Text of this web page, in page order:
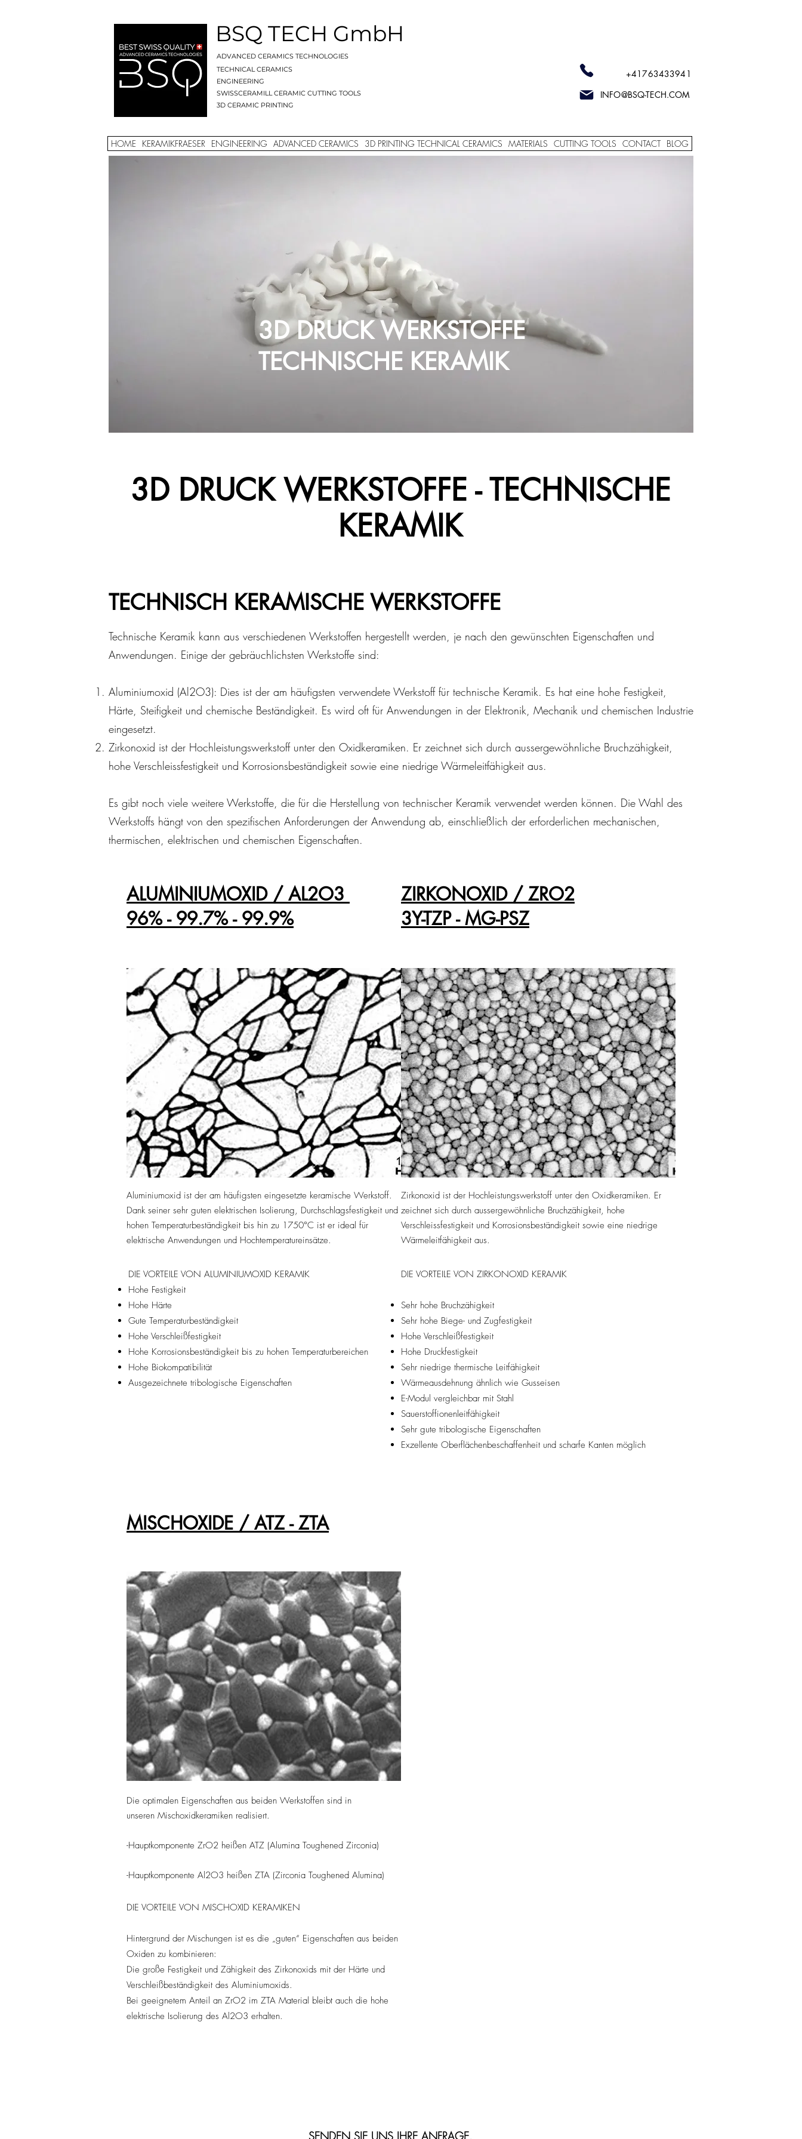
BSQ TECH GmbH
ADVANCED CERAMICS TECHNOLOGIES
TECHNICAL CERAMICS
ENGINEERING
SWISSCERAMILL CERAMIC CUTTING TOOLS
3D CERAMIC PRINTING
+41763433941
INFO@BSQ-TECH.COM
HOME KERAMIKFRAESER ENGINEERING ADVANCED CERAMICS 3D PRINTING TECHNICAL CERAMICS MATERIALS CUTTING TOOLS CONTACT BLOG
3D DRUCKWERKSTOFFE
TECHNISCHE KERAMIK
3D DRUCK WERKSTOFFE - TECHNISCHE
KERAMIK
TECHNISCH KERAMISCHE WERKSTOFFE
Technische Keramik kann aus verschiedenen Werkstoffen hergestellt werden, je nach den gewünschten Eigenschaften und
Anwendungen. Einige der gebräuchlichsten Werkstoffe sind:
Aluminiumoxid (Al2O3): Dies ist der am häufigsten verwendete Werkstoff für technische Keramik. Es hat eine hohe Festigkeit,
Härte, Steifigkeit und chemische Beständigkeit. Es wird oft für Anwendungen in der Elektronik, Mechanik und chemischen Industrie
eingesetzt.
Zirkonoxid ist der Hochleistungswerkstoff unter den Oxidkeramiken. Er zeichnet sich durch aussergewöhnliche Bruchzähigkeit,
hohe Verschleissfestigkeit und Korrosionsbeständigkeit sowie eine niedrige Wärmeleitfähigkeit aus.
Es gibt noch viele weitere Werkstoffe, die für die Herstellung von technischer Keramik verwendet werden können. Die Wahl des
Werkstoffs hängt von den spezifischen Anforderungen der Anwendung ab, einschließlich der erforderlichen mechanischen,
thermischen, elektrischen und chemischen Eigenschaften.
ALUMINIUMOXID / AL2O3
96% - 99.7% - 99.9%
Aluminiumoxid ist der am häufigsten eingesetzte keramische Werkstoff.
Dank seiner sehr guten elektrischen Isolierung, Durchschlagsfestigkeit und
hohen Temperaturbeständigkeit bis hin zu 1750°C ist er ideal für
elektrische Anwendungen und Hochtemperatureinsätze.
DIE VORTEILE VON ALUMINIUMOXID KERAMIK
Hohe Festigkeit
Hohe Härte
Gute Temperaturbeständigkeit
Hohe Verschleißfestigkeit
Hohe Korrosionsbeständigkeit bis zu hohen Temperaturbereichen
Hohe Biokompatibilität
Ausgezeichnete tribologische Eigenschaften
ZIRKONOXID / ZRO2
3Y-TZP - MG-PSZ
Zirkonoxid ist der Hochleistungswerkstoff unter den Oxidkeramiken. Er
zeichnet sich durch aussergewöhnliche Bruchzähigkeit, hohe
Verschleissfestigkeit und Korrosionsbeständigkeit sowie eine niedrige
Wärmeleitfähigkeit aus.
DIE VORTEILE VON ZIRKONOXID KERAMIK
Sehr hohe Bruchzähigkeit
Sehr hohe Biege- und Zugfestigkeit
Hohe Verschleißfestigkeit
Hohe Druckfestigkeit
Sehr niedrige thermische Leitfähigkeit
Wärmeausdehnung ähnlich wie Gusseisen
E-Modul vergleichbar mit Stahl
Sauerstoffionenleitfähigkeit
Sehr gute tribologische Eigenschaften
Exzellente Oberflächenbeschaffenheit und scharfe Kanten möglich
MISCHOXIDE / ATZ - ZTA
Die optimalen Eigenschaften aus beiden Werkstoffen sind in
unseren Mischoxidkeramiken realisiert.
-Hauptkomponente ZrO2 heißen ATZ (Alumina Toughened Zirconia)
-Hauptkomponente Al2O3 heißen ZTA (Zirconia Toughened Alumina)
DIE VORTEILE VON MISCHOXID KERAMIKEN
Hintergrund der Mischungen ist es die „guten“ Eigenschaften aus beiden
Oxiden zu kombinieren:
Die große Festigkeit und Zähigkeit des Zirkonoxids mit der Härte und
Verschleißbeständigkeit des Aluminiumoxids.
Bei geeignetem Anteil an ZrO2 im ZTA Material bleibt auch die hohe
elektrische Isolierung des Al2O3 erhalten.
SENDEN SIE UNS IHRE ANFRAGE.